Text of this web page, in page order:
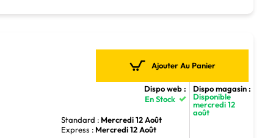
Ajouter Au Panier
Dispo web :
En Stock
Standard : Mercredi 12 Août
Express : Mercredi 12 Août
Dispo magasin :
Disponible
mercredi 12
août